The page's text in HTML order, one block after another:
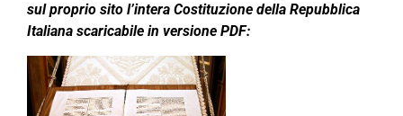
sul proprio sito l’intera Costituzione della Repubblica
Italiana scaricabile in versione PDF: